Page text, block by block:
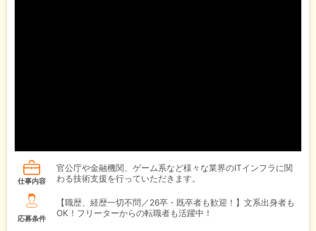
仕事内容
官公庁や金融機関、ゲーム系など様々な業界のITインフラに関
わる技術支援を行っていただきます。
応募条件
【職歴、経歴一切不問／26卒・既卒者も歓迎！】文系出身者も
OK！フリーターからの転職者も活躍中！